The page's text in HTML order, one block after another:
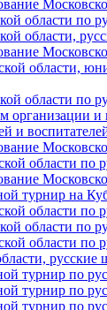
области по
области,
области,
области по
организации
и
области по
турнир на
области
области по
области по
русские
турнир по
турнир по
турнир по